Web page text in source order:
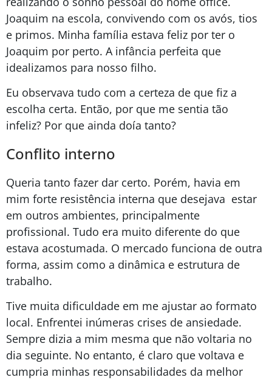
Joaquim na escola, convivendo com os avós, tios
e primos. Minha família estava feliz por ter o
Joaquim por perto. A infância perfeita que
idealizamos para nosso filho.
Eu observava tudo com a certeza de que fiz a
escolha certa. Então, por que me sentia tão
infeliz? Por que ainda doía tanto?
Conflito interno
Queria tanto fazer dar certo. Porém, havia em
mim forte resistência interna que desejava estar
em outros ambientes, principalmente
profissional. Tudo era muito diferente do que
estava acostumada. O mercado funciona de outra
forma, assim como a dinâmica e estrutura de
trabalho.
Tive muita dificuldade em me ajustar ao formato
local. Enfrentei inúmeras crises de ansiedade.
Sempre dizia a mim mesma que não voltaria no
dia seguinte. No entanto, é claro que voltava e
cumpria minhas responsabilidades da melhor